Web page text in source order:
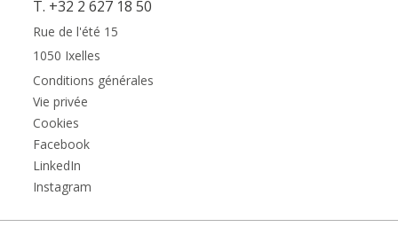
T. +32 2 627 18 50
Rue de l'été 15
1050 Ixelles
Conditions générales
Vie privée
Cookies
Facebook
LinkedIn
Instagram